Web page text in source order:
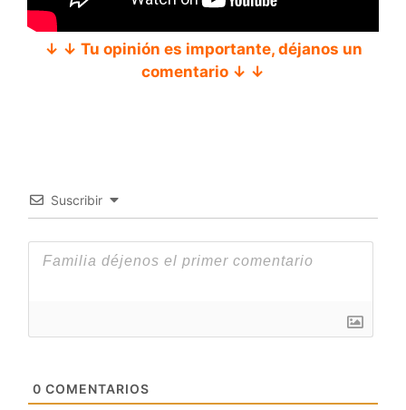
↓ ↓ Tu opinión es importante, déjanos un
comentario ↓ ↓
Suscribir
0 COMENTARIOS